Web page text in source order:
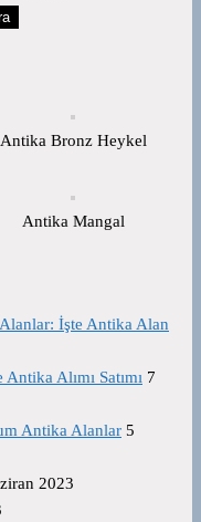
Antika Bronz Heykel
Antika Mangal
İşte Antika Alan
Alımı Satımı 7
Antika Alanlar 5
2023